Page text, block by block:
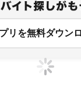
リを無料ダウン